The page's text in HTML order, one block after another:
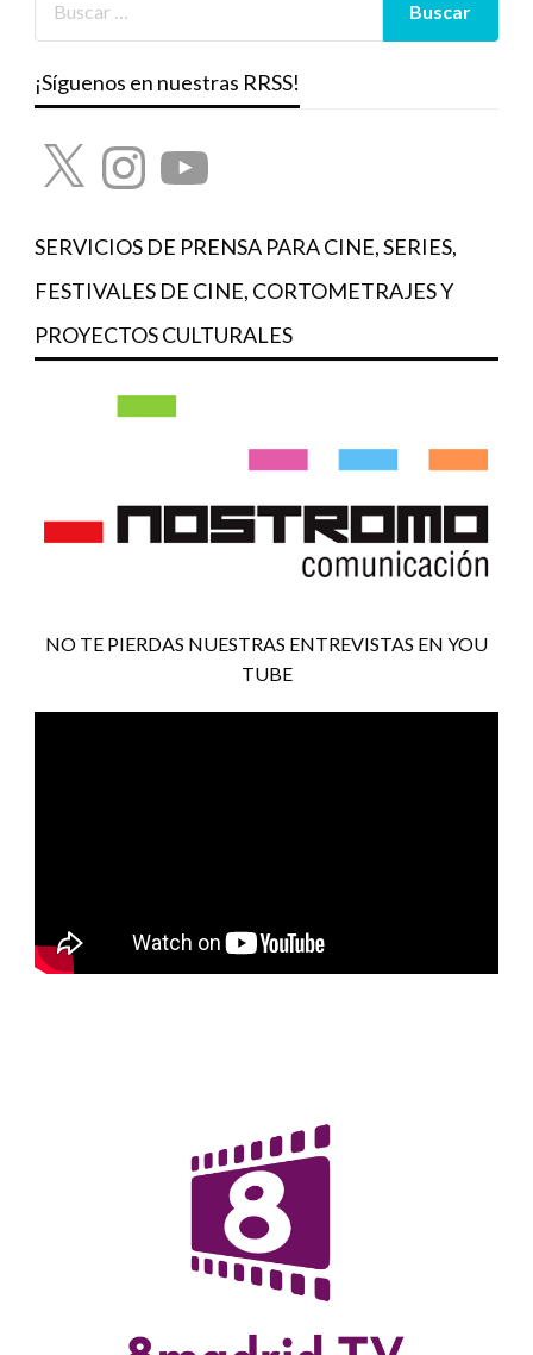
¡Síguenos en nuestras RRSS!
X InstagramYouTube
SERVICIOS DE PRENSA PARA CINE, SERIES,
FESTIVALES DE CINE, CORTOMETRAJES Y
PROYECTOS CULTURALES
NO TE PIERDAS NUESTRAS ENTREVISTAS EN YOU
TUBE